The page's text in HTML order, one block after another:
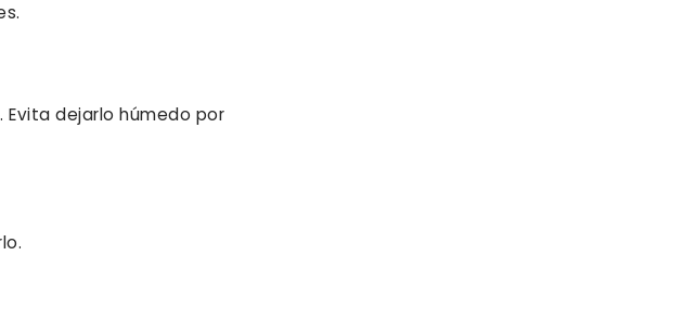
dejarlo húmedo por